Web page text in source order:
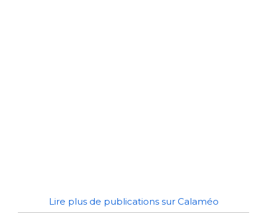
Lire plus de publications sur Calaméo